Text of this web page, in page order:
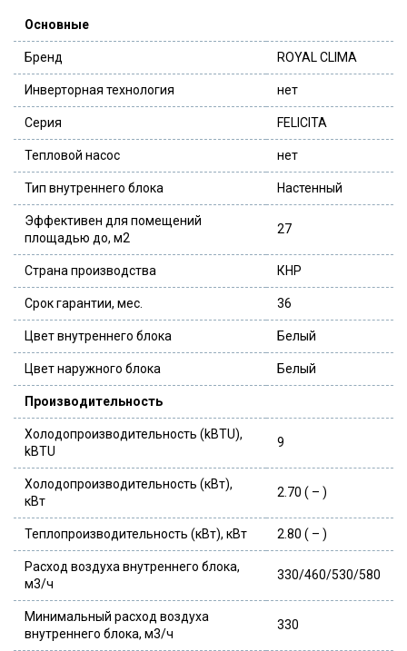
Основные
Бренд ROYAL CLIMA
Инверторная технология нет
Серия FELICITA
Тепловой насос нет
Тип внутреннего блока Настенный
Эффективен для помещений
площадью до, м2
27
Страна производства КНР
Срок гарантии, мес. 36
Цвет внутреннего блока Белый
Цвет наружного блока Белый
Производительность
Холодопроизводительность (kBTU),
kBTU
9
Холодопроизводительность (кВт),
кВт
2.70 ( – )
Теплопроизводительность (кВт), кВт 2.80 ( – )
Расход воздуха внутреннего блока,
м3/ч
330/460/530/580
Минимальный расход воздуха
внутреннего блока, м3/ч
330